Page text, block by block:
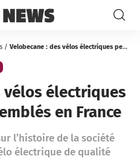
/ Velobecane : des vélos électriques performants assemblés en France
vélos électriques
en France
l’histoire de la société
électrique de qualité